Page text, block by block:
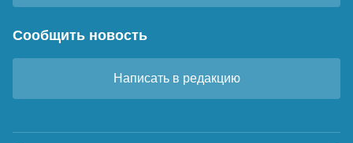
Сообщить новость
Написать в редакцию